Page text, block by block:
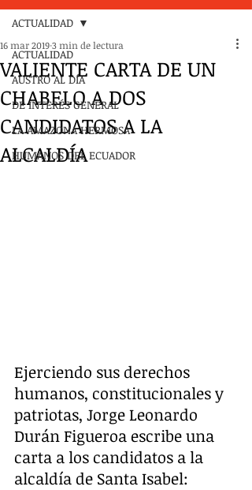
ACTUALIDAD
AUSTRO AL DÍA
DE INTERÉS GENERAL
LA AMAZONA HERMOSA
HUMANOS DEL ECUADOR
ACTUALIDAD
VALIENTE CARTA DE UN
CHABELO A DOS
CANDIDATOS A LA
ALCALDÍA
16 mar 20193 min de lectura
Ejerciendo sus derechos
humanos, constitucionales y
patriotas, Jorge Leonardo
Durán Figueroa escribe una
carta a los candidatos a la
alcaldía de Santa Isabel: